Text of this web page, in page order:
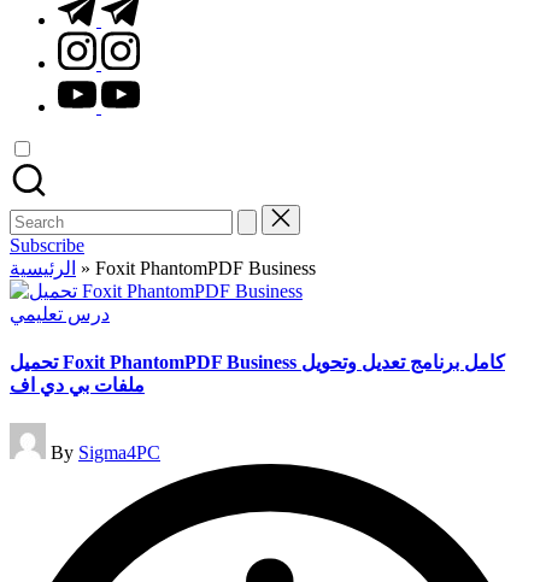
instagram.com
youtube.com
Search
for:
Subscribe
الرئيسية » Foxit PhantomPDF Business
Posted
درس تعليمي
تحميل Foxit PhantomPDF Business كامل برنامج تعديل وتحويل
ملفات بي دي اف
Posted
by
By Sigma4PC